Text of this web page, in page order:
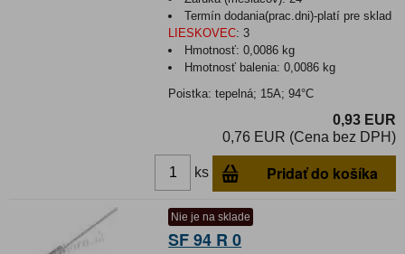
Termín dodania(prac.dni)-platí pre sklad
LIESKOVEC: 3
Hmotnosť:0,0086 kg
Hmotnosť balenia:0,0086 kg
Poistka: tepelná; 15A; 94°C
0,93 EUR
0,76 EUR (Cena bez DPH)
ks Pridať do košíka
Nie je na sklade
SF 94 R 0